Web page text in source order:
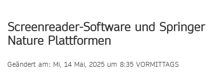
Screenreader-Software und Springer
Nature Plattformen
Geändert am: Mi, 14 Mai, 2025 um 8:35 VORMITTAGS